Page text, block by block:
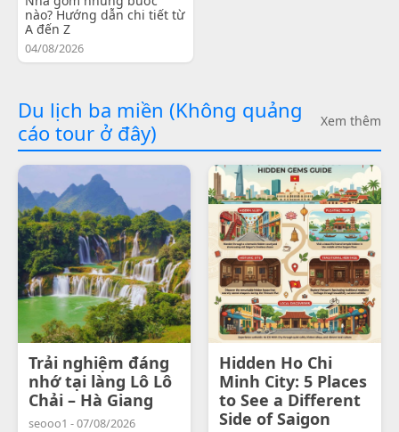
nào? Hướng dẫn chi tiết từ
A đến Z
04/08/2026
Du lịch ba miền (Không quảng
cáo tour ở đây)
Xem thêm
Trải nghiệm đáng
nhớ tại làng Lô Lô
Chải – Hà Giang
seooo1 - 07/08/2026
Hidden Ho Chi
Minh City: 5 Places
to See a Different
Side of Saigon